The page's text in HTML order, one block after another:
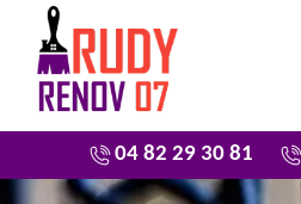
04 82 29 30 81